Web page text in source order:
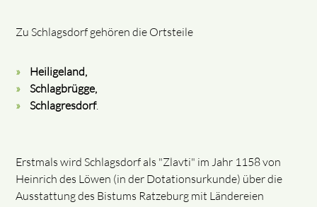
Zu Schlagsdorf gehören die Ortsteile
Heiligeland,
Schlagbrügge,
Schlagresdorf.
Erstmals wird Schlagsdorf als "Zlavti" im Jahr 1158 von
Heinrich des Löwen (in der Dotationsurkunde) über die
Ausstattung des Bistums Ratzeburg mit Ländereien